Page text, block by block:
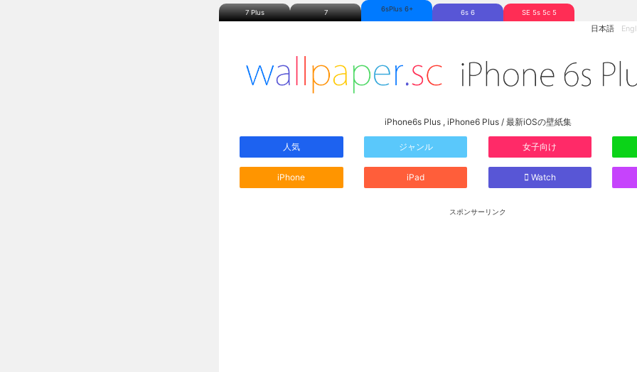
7 Plus 7 6sPlus 6+ 6s 6 SE 5s 5c 5
日本語
iPhone6s Plus , iPhone6 Plus / 最新iOSの壁紙集
人気 ジャンル 女子向け
iPhone iPad Watch
スポンサーリンク